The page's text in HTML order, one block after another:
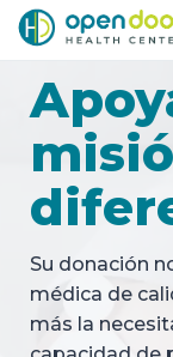
Su donación
médica de
más la